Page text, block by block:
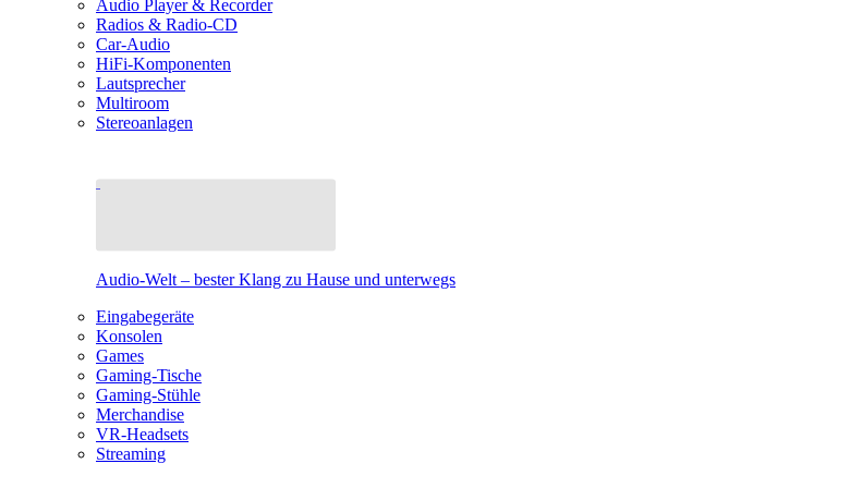
Audio Player & Recorder
Radios & Radio-CD
Car-Audio
HiFi-Komponenten
Lautsprecher
Multiroom
Stereoanlagen
Audio-Welt – bester Klang zu Hause und unterwegs
Eingabegeräte
Konsolen
Games
Gaming-Tische
Gaming-Stühle
Merchandise
VR-Headsets
Streaming